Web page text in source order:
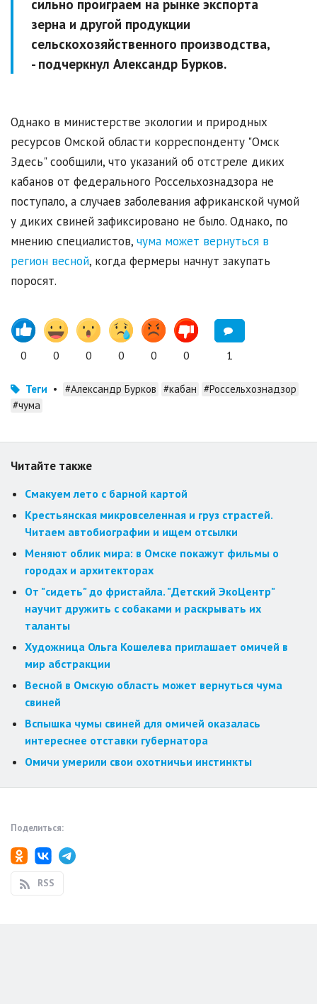
сильно проиграем на рынке экспорта
зерна и другой продукции
сельскохозяйственного производства,
- подчеркнул Александр Бурков.
Однако в министерстве экологии и природных
ресурсов Омской области корреспонденту "Омск
Здесь" сообщили, что указаний об отстреле диких
кабанов от федерального Россельхознадзора не
поступало, а случаев заболевания африканской чумой
у диких свиней зафиксировано не было. Однако, по
мнению специалистов, чума может вернуться в
регион весной, когда фермеры начнут закупать
поросят.
0 0 0 0 0 0 1
Теги • #Александр Бурков #кабан #Россельхознадзор
#чума
Читайте также
Смакуем лето с барной картой
Крестьянская микровселенная и груз страстей.
Читаем автобиографии и ищем отсылки
Меняют облик мира: в Омске покажут фильмы о
городах и архитекторах
От "сидеть" до фристайла. "Детский ЭкоЦентр"
научит дружить с собаками и раскрывать их
таланты
Художница Ольга Кошелева приглашает омичей в
мир абстракции
Весной в Омскую область может вернуться чума
свиней
Вспышка чумы свиней для омичей оказалась
интереснее отставки губернатора
Омичи умерили свои охотничьи инстинкты
Поделиться:
RSS